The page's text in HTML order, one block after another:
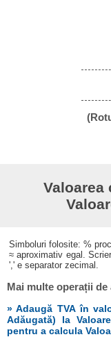
Valoarea
Simboluri folosite: %
≈ aproximativ egal.
',' e separator zecimal.
Mai multe operații de
» Adaugă TVA în
Adăugată) la
pentru a calcula